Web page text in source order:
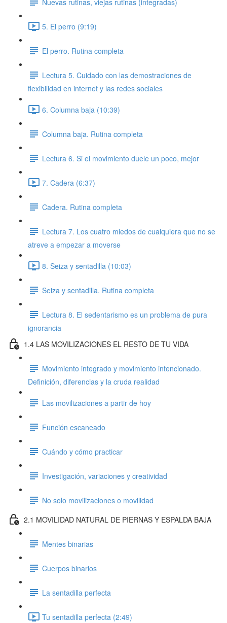
5. El perro (9:19)
El perro. Rutina completa
Lectura 5. Cuidado con las demostraciones de
flexibilidad en internet y las redes sociales
6. Columna baja (10:39)
Columna baja. Rutina completa
Lectura 6. Si el movimiento duele un poco, mejor
7. Cadera (6:37)
Cadera. Rutina completa
Lectura 7. Los cuatro miedos de cualquiera que no se
atreve a empezar a moverse
8. Seiza y sentadilla (10:03)
Seiza y sentadilla. Rutina completa
Lectura 8. El sedentarismo es un problema de pura
ignorancia
1.4 LAS MOVILIZACIONES EL RESTO DE TU VIDA
Movimiento integrado y movimiento intencionado.
Definición, diferencias y la cruda realidad
Las movilizaciones a partir de hoy
Función escaneado
Cuándo y cómo practicar
Investigación, variaciones y creatividad
No solo movilizaciones o movilidad
2.1 MOVILIDAD NATURAL DE PIERNAS Y ESPALDA BAJA
Mentes binarias
Cuerpos binarios
La sentadilla perfecta
Tu sentadilla perfecta (2:49)